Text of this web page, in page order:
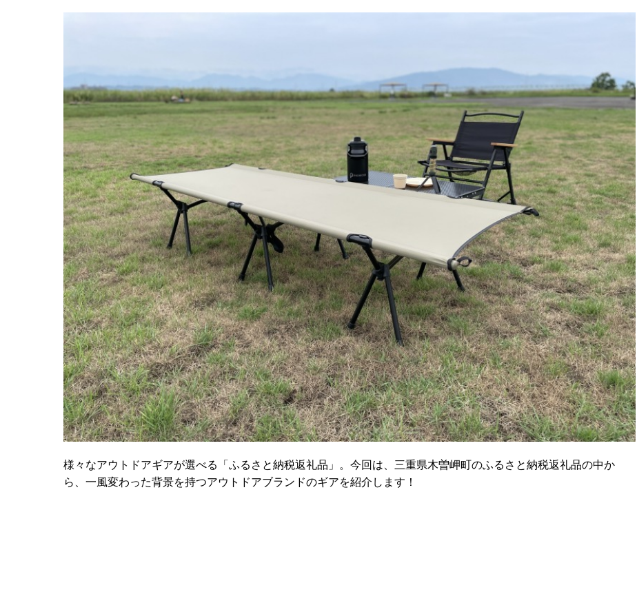
様々なアウトドアギアが選べる「ふるさと納税返礼品」。今回は、三重県木曽岬町のふるさと納税返礼品の中か
ら、一風変わった背景を持つアウトドアブランドのギアを紹介します！